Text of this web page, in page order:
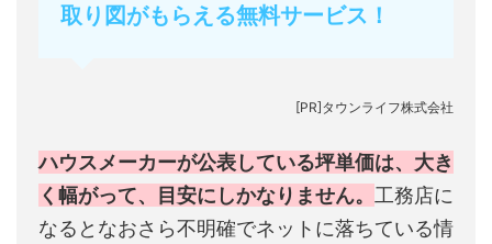
取り図がもらえる無料サービス！
[PR]タウンライフ株式会社
ハウスメーカーが公表している坪単価は、大き
く幅がって、目安にしかなりません。 工務店に
なるとなおさら不明確でネットに落ちている情